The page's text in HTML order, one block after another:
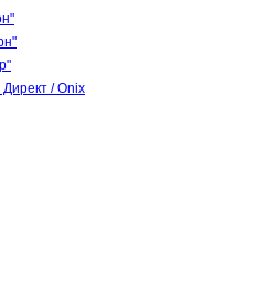
/ Onix